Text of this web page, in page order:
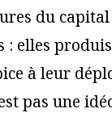
du capital
elles
à leur
pas une